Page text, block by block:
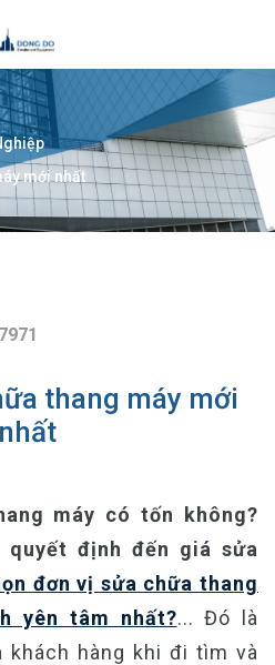
mới nhất
7971
thang máy mới
nhất
máy có tốn không?
định đến giá sửa
đơn vị sửa chữa thang
yên tâm nhất?... Đó là
khách hàng khi đi tìm và